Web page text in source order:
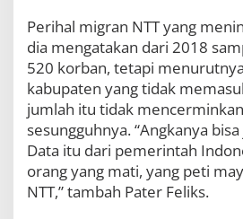
Perihal migran NTT yang
dia mengatakan dari 2018
520 korban, tetapi
kabupaten yang tidak
jumlah itu tidak
sesungguhnya. “Angkanya
Data itu dari pemerintah
orang yang mati, yang peti
NTT,” tambah Pater Feliks.